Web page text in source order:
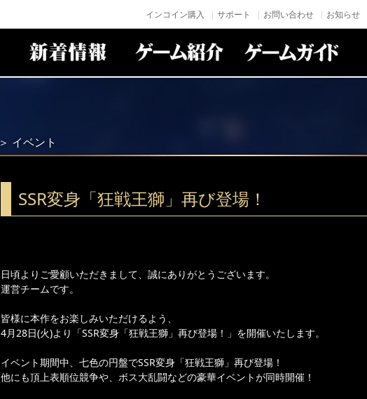
インコイン購入 サポート お問い合わせ お知らせ
＞ イベント
SSR変身「狂戦王獅」再び登場！
日頃よりご愛顧いただきまして、誠にありがとうございます。
運営チームです。
皆様に本作をお楽しみいただけるよう、
4月28日(火)より「SSR変身「狂戦王獅」再び登場！」を開催いたします。
イベント期間中、七色の円盤でSSR変身「狂戦王獅」再び登場！
他にも頂上表順位競争や、ボス大乱闘などの豪華イベントが同時開催！